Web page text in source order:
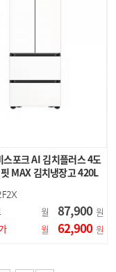
스포크 AI 김치플러스 4도
MAX 김치냉장고 420L
월 87,900 원
월 62,900 원